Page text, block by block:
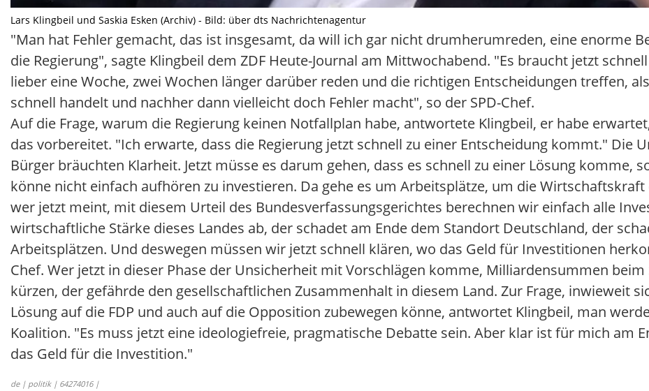
Lars Klingbeil und Saskia Esken (Archiv) - Bild: über dts Nachrichtenagentur
"Man hat Fehler gemacht, das ist insgesamt, da will ich gar nicht drumherumreden, eine enorme
die Regierung", sagte Klingbeil dem ZDF Heute-Journal am Mittwochabend. "Es braucht jetzt
lieber eine Woche, zwei Wochen länger darüber reden und die richtigen Entscheidungen treffen,
schnell handelt und nachher dann vielleicht doch Fehler macht", so der SPD-Chef.
Auf die Frage, warum die Regierung keinen Notfallplan habe, antwortete Klingbeil, er habe
das vorbereitet. "Ich erwarte, dass die Regierung jetzt schnell zu einer Entscheidung kommt." Die
Bürger bräuchten Klarheit. Jetzt müsse es darum gehen, dass es schnell zu einer Lösung komme,
könne nicht einfach aufhören zu investieren. Da gehe es um Arbeitsplätze, um die Wirtschaftskraft
wer jetzt meint, mit diesem Urteil des Bundesverfassungsgerichtes berechnen wir einfach alle
wirtschaftliche Stärke dieses Landes ab, der schadet am Ende dem Standort Deutschland, der
Arbeitsplätzen. Und deswegen müssen wir jetzt schnell klären, wo das Geld für Investitionen
Chef. Wer jetzt in dieser Phase der Unsicherheit mit Vorschlägen komme, Milliardensummen beim
kürzen, der gefährde den gesellschaftlichen Zusammenhalt in diesem Land. Zur Frage, inwieweit
Lösung auf die FDP und auch auf die Opposition zubewegen könne, antwortet Klingbeil, man
Koalition. "Es muss jetzt eine ideologiefreie, pragmatische Debatte sein. Aber klar ist für mich am
das Geld für die Investition."
de | politik | 64274016 |